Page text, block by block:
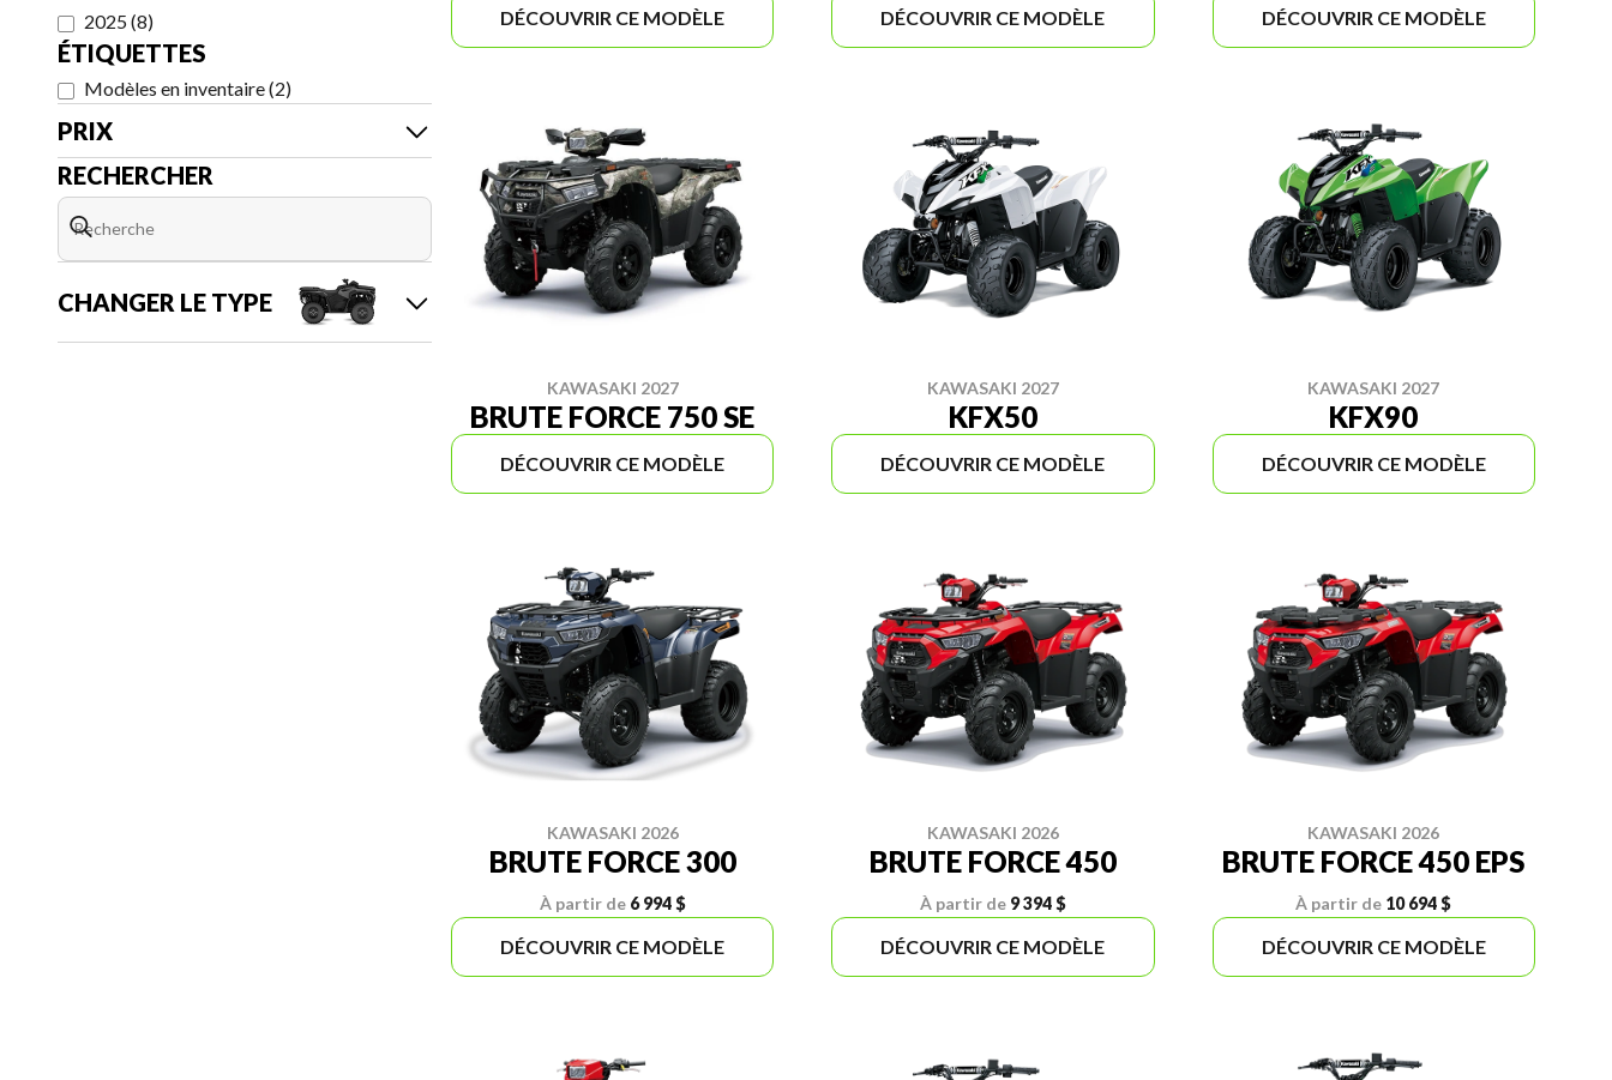
2025(8)
ÉTIQUETTES
Modèles en inventaire(2)
PRIX
RECHERCHER
CHANGER LE TYPE
DÉCOUVRIR CE MODÈLE DÉCOUVRIR CE MODÈLE DÉCOUVRIR CE MODÈLE
KAWASAKI 2027
BRUTE FORCE 750 SE
DÉCOUVRIR CE MODÈLE
KAWASAKI 2027
KFX50
DÉCOUVRIR CE MODÈLE
KAWASAKI 2027
KFX90
DÉCOUVRIR CE MODÈLE
KAWASAKI 2026
BRUTE FORCE 300
À partir de 6 994 $
DÉCOUVRIR CE MODÈLE
KAWASAKI 2026
BRUTE FORCE 450
À partir de 9 394 $
DÉCOUVRIR CE MODÈLE
KAWASAKI 2026
BRUTE FORCE 450 EPS
À partir de 10 694 $
DÉCOUVRIR CE MODÈLE